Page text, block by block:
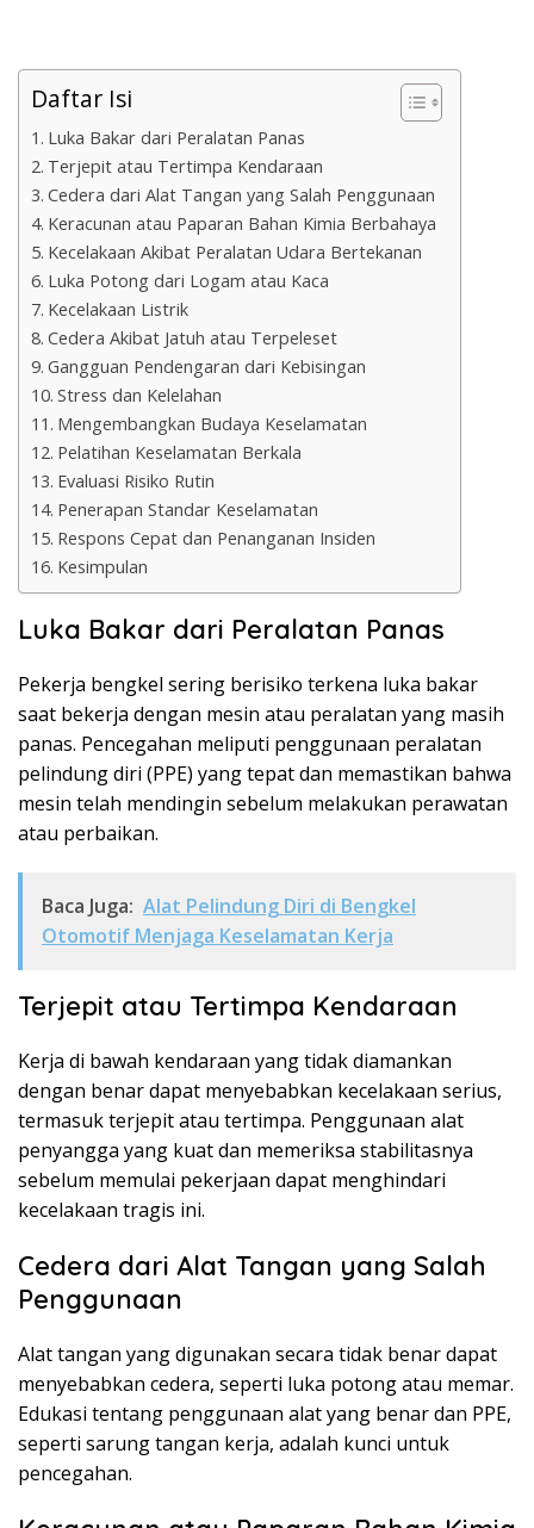
Daftar Isi
Luka Bakar dari Peralatan Panas
Terjepit atau Tertimpa Kendaraan
Cedera dari Alat Tangan yang Salah Penggunaan
Keracunan atau Paparan Bahan Kimia Berbahaya
Kecelakaan Akibat Peralatan Udara Bertekanan
Luka Potong dari Logam atau Kaca
Kecelakaan Listrik
Cedera Akibat Jatuh atau Terpeleset
Gangguan Pendengaran dari Kebisingan
Stress dan Kelelahan
Mengembangkan Budaya Keselamatan
Pelatihan Keselamatan Berkala
Evaluasi Risiko Rutin
Penerapan Standar Keselamatan
Respons Cepat dan Penanganan Insiden
Kesimpulan
Luka Bakar dari Peralatan Panas
Pekerja bengkel sering berisiko terkena luka bakar
saat bekerja dengan mesin atau peralatan yang masih
panas. Pencegahan meliputi penggunaan peralatan
pelindung diri (PPE) yang tepat dan memastikan bahwa
mesin telah mendingin sebelum melakukan perawatan
atau perbaikan.
Baca Juga: Alat Pelindung Diri di Bengkel
Otomotif Menjaga Keselamatan Kerja
Terjepit atau Tertimpa Kendaraan
Kerja di bawah kendaraan yang tidak diamankan
dengan benar dapat menyebabkan kecelakaan serius,
termasuk terjepit atau tertimpa. Penggunaan alat
penyangga yang kuat dan memeriksa stabilitasnya
sebelum memulai pekerjaan dapat menghindari
kecelakaan tragis ini.
Cedera dari Alat Tangan yang Salah
Penggunaan
Alat tangan yang digunakan secara tidak benar dapat
menyebabkan cedera, seperti luka potong atau memar.
Edukasi tentang penggunaan alat yang benar dan PPE,
seperti sarung tangan kerja, adalah kunci untuk
pencegahan.